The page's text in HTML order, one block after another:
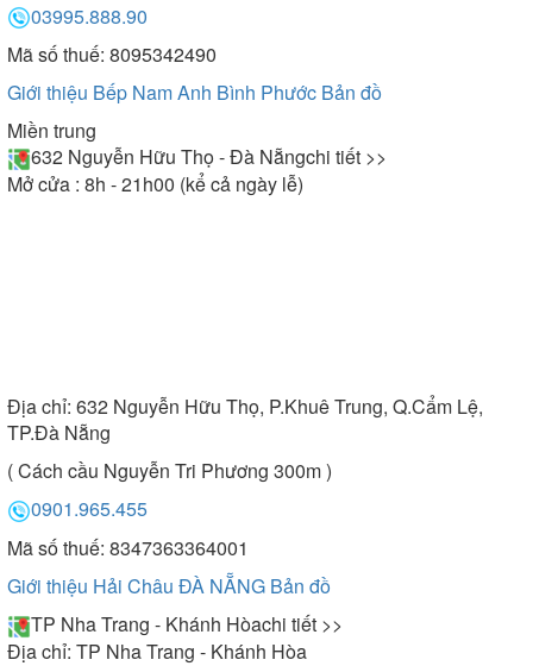
03995.888.90
Mã số thuế: 8095342490
Giới thiệu Bếp Nam Anh Bình Phước Bản đồ
Miền trung
632 Nguyễn Hữu Thọ - Đà Nẵngchi tiết >>
Mở cửa : 8h - 21h00 (kể cả ngày lễ)
Địa chỉ: 632 Nguyễn Hữu Thọ, P.Khuê Trung, Q.Cẩm Lệ,
TP.Đà Nẵng
( Cách cầu Nguyễn Tri Phương 300m )
0901.965.455
Mã số thuế: 8347363364001
Giới thiệu Hải Châu ĐÀ NẴNG Bản đồ
TP Nha Trang - Khánh Hòachi tiết >>
Địa chỉ: TP Nha Trang - Khánh Hòa